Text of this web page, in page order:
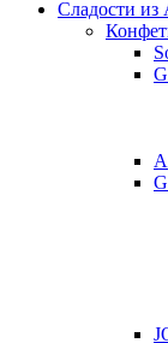
Сладости